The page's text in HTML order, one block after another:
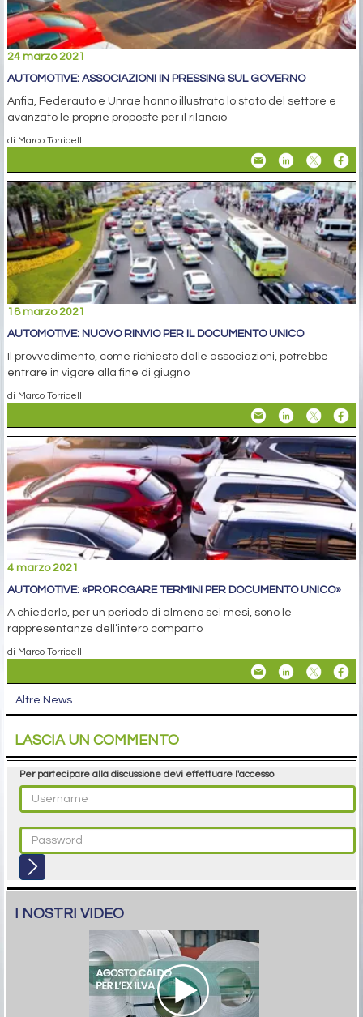
24 marzo 2021
AUTOMOTIVE: ASSOCIAZIONI IN PRESSING SUL GOVERNO
Anfia, Federauto e Unrae hanno illustrato lo stato del settore e
avanzato le proprie proposte per il rilancio
di Marco Torricelli
18 marzo 2021
AUTOMOTIVE: NUOVO RINVIO PER IL DOCUMENTO UNICO
Il provvedimento, come richiesto dalle associazioni, potrebbe
entrare in vigore alla fine di giugno
di Marco Torricelli
4 marzo 2021
AUTOMOTIVE: «PROROGARE TERMINI PER DOCUMENTO UNICO»
A chiederlo, per un periodo di almeno sei mesi, sono le
rappresentanze dell’intero comparto
di Marco Torricelli
Altre News
LASCIA UN COMMENTO
Per partecipare alla discussione devi effettuare l'accesso
I NOSTRI VIDEO